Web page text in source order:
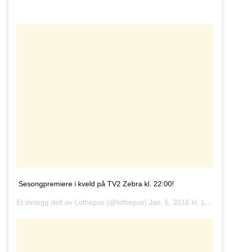
Sesongpremiere i kveld på TV2 Zebra kl. 22:00!
Et innlegg delt av Lothepus (@lothepus) Jan. 6, 2016 kl. 12:46 PST